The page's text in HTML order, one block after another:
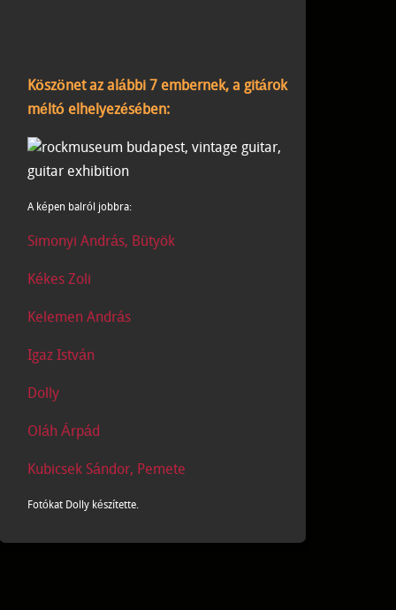
Köszönet az alábbi 7 embernek, a gitárok
méltó elhelyezésében:
A képen balról jobbra:
Simonyi András, Bütyök
Kékes Zoli
Kelemen András
Igaz István
Dolly
Oláh Árpád
Kubicsek Sándor, Pemete
Fotókat Dolly készítette.